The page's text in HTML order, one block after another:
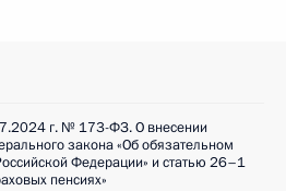
г. № 173-ФЗ. О внесении
закона «Об обязательном
Федерации» и статью 26–1
пенсиях»